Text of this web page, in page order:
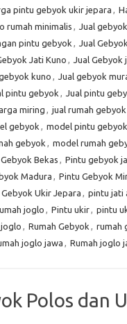
pintu gebyok ukir jepara ,
rumah minimalis , Jual gebyok
pintu gebyok , Jual
Jati Kuno , Jual Gebyok
kuno , Jual gebyok
pintu gebyok , Jual pintu
miring , jual rumah gebyok
gebyok , model pintu gebyok
gebyok , model rumah
Bekas , Pintu gebyok
Madura , Pintu Gebyok
Ukir Jepara , pintu jati
joglo , Pintu ukir, pintu
, Rumah Gebyok , rumah
joglo jawa , Rumah joglo
Polos dan